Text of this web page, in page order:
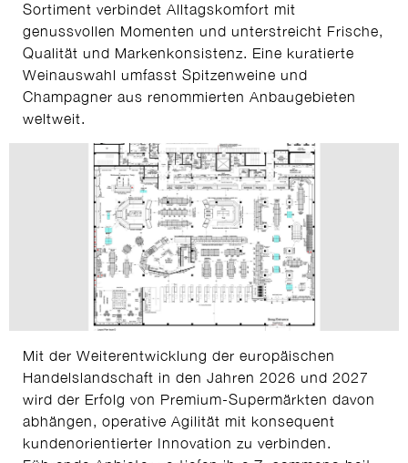
Sortiment verbindet Alltagskomfort mit
genussvollen Momenten und unterstreicht Frische,
Qualität und Markenkonsistenz. Eine kuratierte
Weinauswahl umfasst Spitzenweine und
Champagner aus renommierten Anbaugebieten
weltweit.
Mit der Weiterentwicklung der europäischen
Handelslandschaft in den Jahren 2026 und 2027
wird der Erfolg von Premium-Supermärkten davon
abhängen, operative Agilität mit konsequent
kundenorientierter Innovation zu verbinden.